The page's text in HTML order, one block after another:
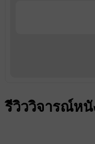
รีวิววิจารณ์หนั